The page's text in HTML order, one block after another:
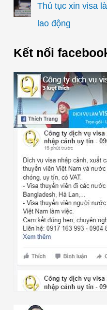
Thủ tục xin visa
lao động
Kết nối